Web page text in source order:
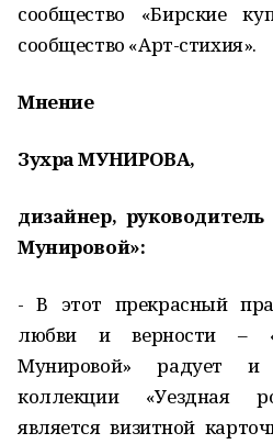
сообщество «Бирские
сообщество «Арт-стихия».
Мнение
Зухра МУНИРОВА,
дизайнер,
Мунировой»:
- В этот прекрасный
любви и верности –
Мунировой» радует и
коллекции «Уездная
является визитной